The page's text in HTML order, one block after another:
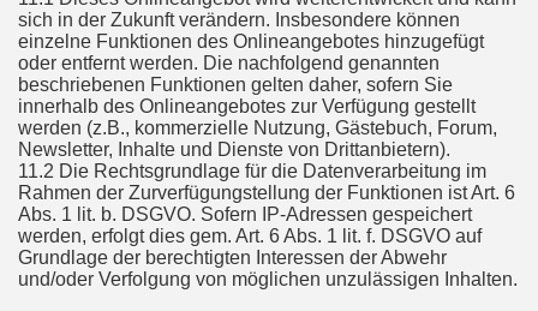
sich in der Zukunft verändern. Insbesondere können
einzelne Funktionen des Onlineangebotes hinzugefügt
oder entfernt werden. Die nachfolgend genannten
beschriebenen Funktionen gelten daher, sofern Sie
innerhalb des Onlineangebotes zur Verfügung gestellt
werden (z.B., kommerzielle Nutzung, Gästebuch, Forum,
Newsletter, Inhalte und Dienste von Drittanbietern).
11.2 Die Rechtsgrundlage für die Datenverarbeitung im
Rahmen der Zurverfügungstellung der Funktionen ist Art. 6
Abs. 1 lit. b. DSGVO. Sofern IP-Adressen gespeichert
werden, erfolgt dies gem. Art. 6 Abs. 1 lit. f. DSGVO auf
Grundlage der berechtigten Interessen der Abwehr
und/oder Verfolgung von möglichen unzulässigen Inhalten.